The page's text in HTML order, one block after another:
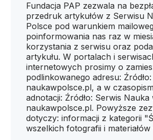
Fundacja PAP zezwala na
przedruk artykułów z Serwisu
Polsce pod warunkiem
poinformowania nas raz w
korzystania z serwisu oraz
artykułu. W portalach i
internetowych prosimy o
podlinkowanego adresu: Źródło:
naukawpolsce.pl, a w
adnotacji: Źródło: Serwis
naukawpolsce.pl. Powyższe
dotyczy: informacji z kategorii
wszelkich fotografii i materiałów